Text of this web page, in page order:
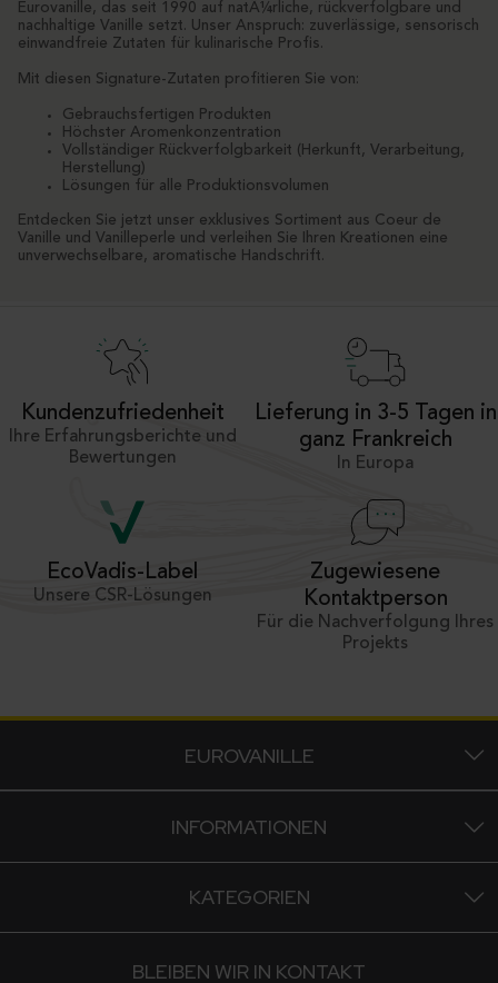
Eurovanille, das seit 1990 auf natÃ¼rliche, rückverfolgbare und
nachhaltige Vanille setzt. Unser Anspruch: zuverlässige, sensorisch
einwandfreie Zutaten für kulinarische Profis.
Mit diesen Signature-Zutaten profitieren Sie von:
Gebrauchsfertigen Produkten
Höchster Aromenkonzentration
Vollständiger Rückverfolgbarkeit (Herkunft, Verarbeitung,
Herstellung)
Lösungen für alle Produktionsvolumen
Entdecken Sie jetzt unser exklusives Sortiment aus Coeur de
Vanille und Vanilleperle und verleihen Sie Ihren Kreationen eine
unverwechselbare, aromatische Handschrift.
Kundenzufriedenheit
Ihre Erfahrungsberichte und
Bewertungen
Lieferung in 3-5 Tagen in
ganz Frankreich
In Europa
EcoVadis-Label
Unsere CSR-Lösungen
Zugewiesene
Kontaktperson
Für die Nachverfolgung Ihres
Projekts
EUROVANILLE
INFORMATIONEN
KATEGORIEN
BLEIBEN WIR IN KONTAKT